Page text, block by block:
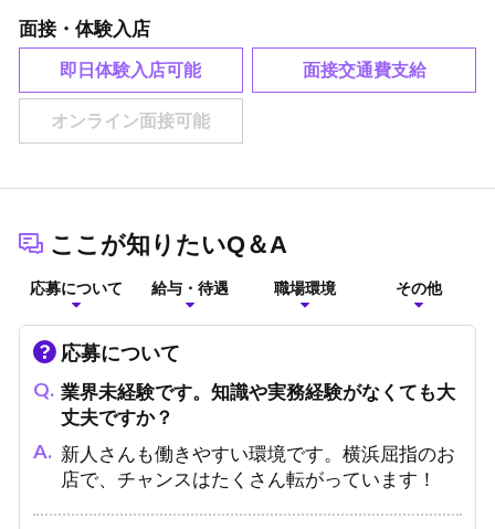
面接・体験入店
即日体験入店可能 面接交通費支給
ここが知りたいQ＆A
応募について 給与・待遇 職場環境 その他
応募について
業界未経験です。知識や実務経験がなくても大
丈夫ですか？
新人さんも働きやすい環境です。横浜屈指のお
店で、チャンスはたくさん転がっています！